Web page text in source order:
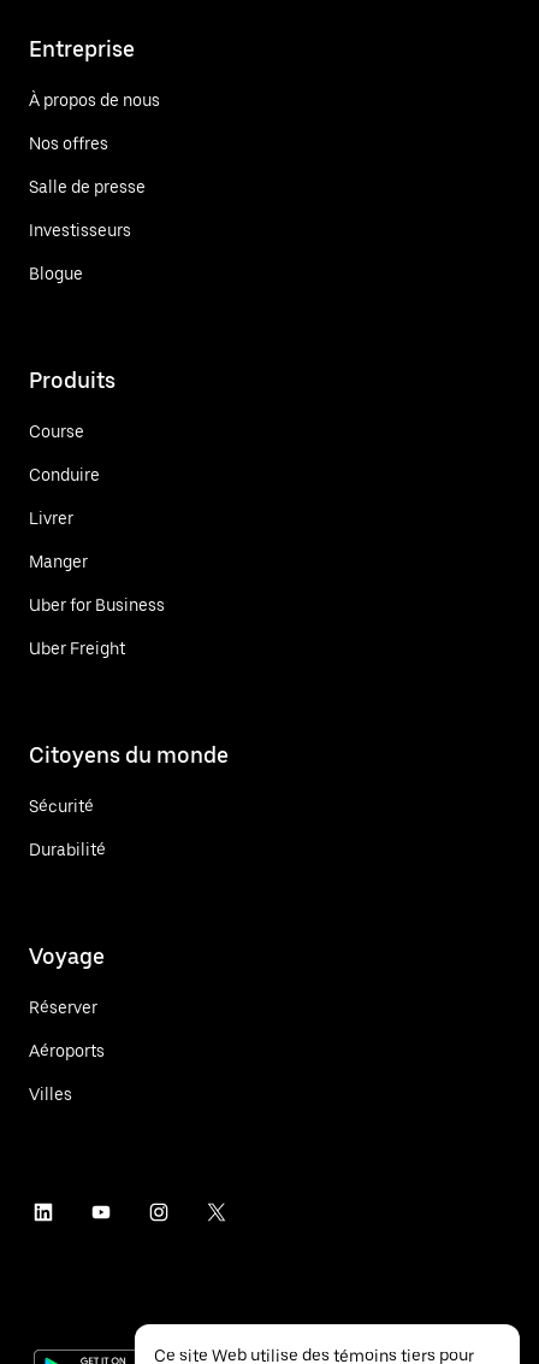
Entreprise
À propos de nous
Nos offres
Salle de presse
Investisseurs
Blogue
Produits
Course
Conduire
Livrer
Manger
Uber for Business
Uber Freight
Citoyens du monde
Sécurité
Durabilité
Voyage
Réserver
Aéroports
Villes
Ce site Web utilise des témoins tiers pour